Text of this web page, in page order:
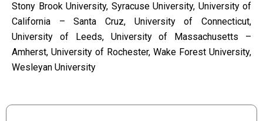
Stony Brook University, Syracuse University, University of
California – Santa Cruz, University of Connecticut,
University of Leeds, University of Massachusetts –
Amherst, University of Rochester, Wake Forest University,
Wesleyan University